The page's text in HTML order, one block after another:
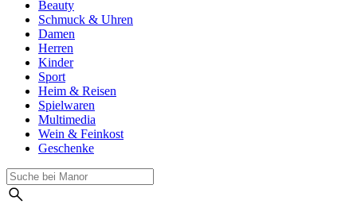
Beauty
Schmuck & Uhren
Damen
Herren
Kinder
Sport
Heim & Reisen
Spielwaren
Multimedia
Wein & Feinkost
Geschenke